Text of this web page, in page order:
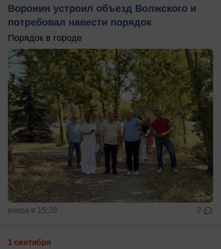
Воронин устроил объезд Волжского и
потребовал навести порядок
Порядок в городе
вчера в 15:28 2
1 сентября